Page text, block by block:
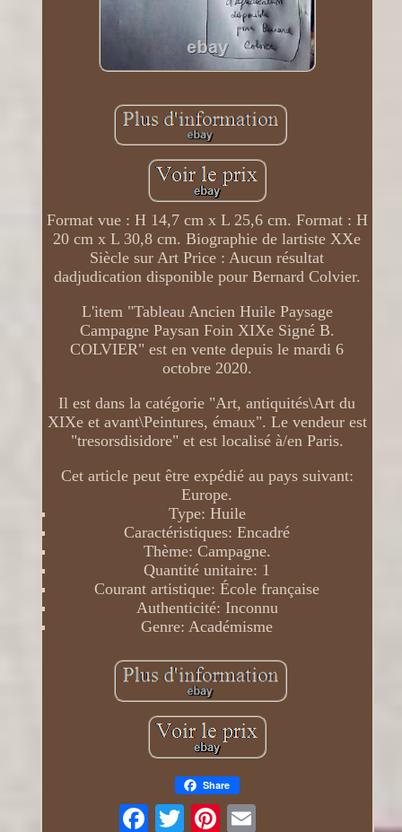
Format vue : H 14,7 cm x L 25,6 cm. Format : H
20 cm x L 30,8 cm. Biographie de lartiste XXe
Siècle sur Art Price : Aucun résultat
dadjudication disponible pour Bernard Colvier.
L'item "Tableau Ancien Huile Paysage
Campagne Paysan Foin XIXe Signé B.
COLVIER" est en vente depuis le mardi 6
octobre 2020.
Il est dans la catégorie "Art, antiquités\Art du
XIXe et avant\Peintures, émaux". Le vendeur est
"tresorsdisidore" et est localisé à/en Paris.
Cet article peut être expédié au pays suivant:
Europe.
Type: Huile
Caractéristiques: Encadré
Thème: Campagne.
Quantité unitaire: 1
Courant artistique: École française
Authenticité: Inconnu
Genre: Académisme
Share